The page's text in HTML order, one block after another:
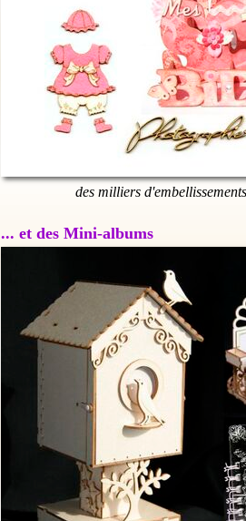
des milliers
... et des Mini-albums